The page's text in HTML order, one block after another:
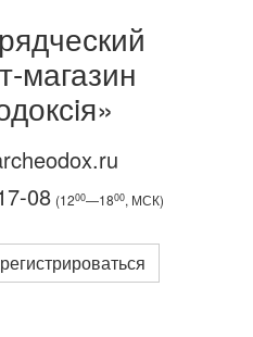
магазин
08 (1200—1800, МСК)